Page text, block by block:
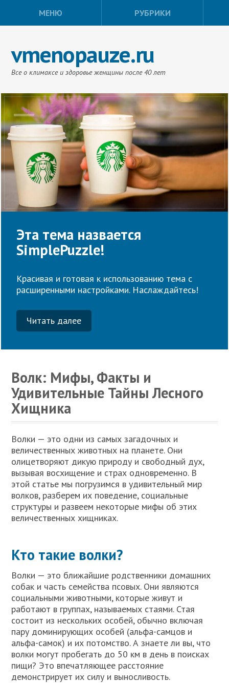
МЕНЮ РУБРИКИ
vmenopauze.ru
Все о климаксе и здоровье женщины после 40 лет
Эта тема назвается
SimplePuzzle!
Красивая и готовая к использованию тема с
расширенными настройками. Наслаждайтесь!
Читать далее
Волк: Мифы, Факты и
Удивительные Тайны Лесного
Хищника
Волки — это одни из самых загадочных и
величественных животных на планете. Они
олицетворяют дикую природу и свободный дух,
вызывая восхищение и страх одновременно. В
этой статье мы погрузимся в удивительный мир
волков, разберем их поведение, социальные
структуры и развеем некоторые мифы об этих
величественных хищниках.
Кто такие волки?
Волки — это ближайшие родственники домашних
собак и часть семейства псовых. Они являются
социальными животными, которые живут и
работают в группах, называемых стаями. Стая
состоит из нескольких особей, обычно включая
пару доминирующих особей (альфа-самцов и
альфа-самок) и их потомство. А знаете ли вы, что
волки могут пробегать до 50 км в день в поисках
пищи? Это впечатляющее расстояние
демонстрирует их силу и выносливость.